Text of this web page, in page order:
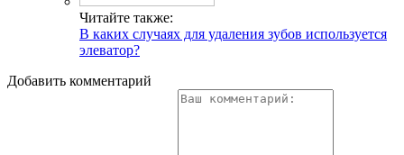
Читайте также:
В каких случаях для удаления зубов используется
элеватор?
Добавить комментарий